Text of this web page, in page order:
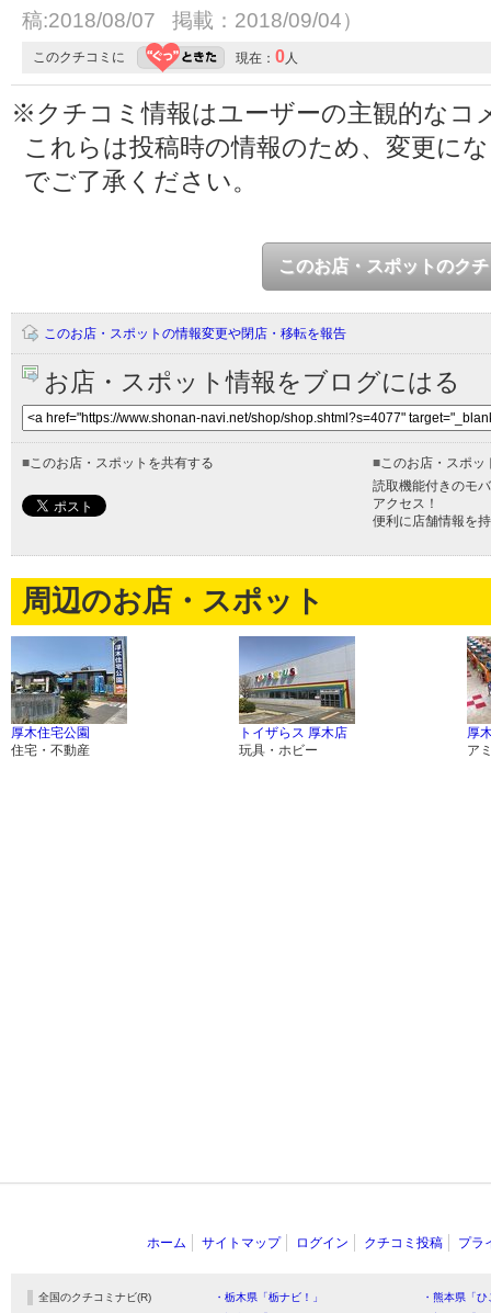
稿:2018/08/07 掲載：2018/09/04）
このクチコミに 現在： 0人
※クチコミ情報はユーザーの主観的なコ
これらは投稿時の情報のため、変更に
でご了承ください。
このお店・スポットのク
このお店・スポットの情報変更や閉店・移転を報告
お店・スポット情報をブログにはる
■このお店・スポットを共有する ■このお店・スポッ
読取機能付きのモ
アクセス！
便利に店舗情報を
周辺のお店・スポット
厚木住宅公園
住宅・不動産
トイザらス 厚木店
玩具・ホビー
厚
ア
ホーム サイトマップ ログイン クチコミ投稿 プラ
全国のクチコミナビ(R) ・栃木県「栃ナビ！」
・熊本県「